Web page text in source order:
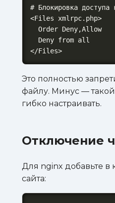
# Блокировка
<Files xmlrpc.php>
</Files>
Это полностью
файлу. Минус — такой
гибко настраивать.
Отключение
Для nginx добавьте
сайта: